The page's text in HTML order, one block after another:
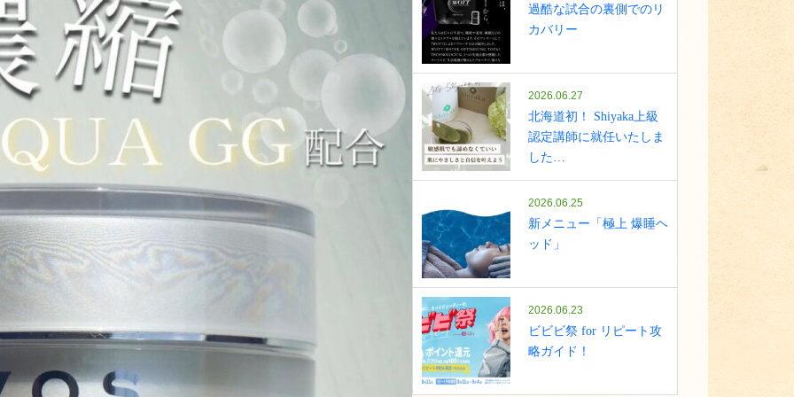
過酷な試合の裏側でのリ
カバリー
2026.06.27
北海道初！ Shiyaka上級
認定講師に就任いたしま
した…
2026.06.25
新メニュー「極上 爆睡ヘ
ッド」
2026.06.23
ビビビ祭 for リピート攻
略ガイド！